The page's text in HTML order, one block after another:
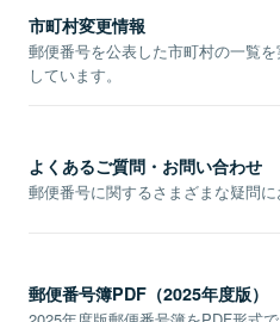
市町村変更情報
郵便番号を公表した市町村の一覧
しています。
よくあるご質問・お問い合わせ
郵便番号に関するさまざまな疑問に
郵便番号簿PDF（2025年度版）